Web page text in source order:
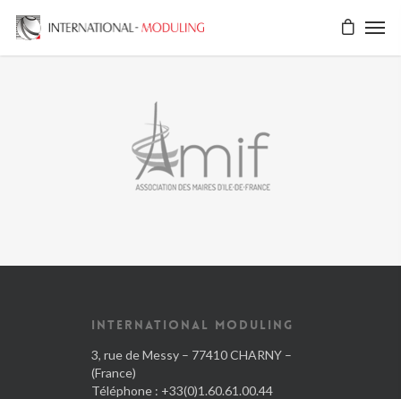
INTERNATIONAL MODULING
3, rue de Messy – 77410 CHARNY –
(France)
Téléphone : +33(0)1.60.61.00.44